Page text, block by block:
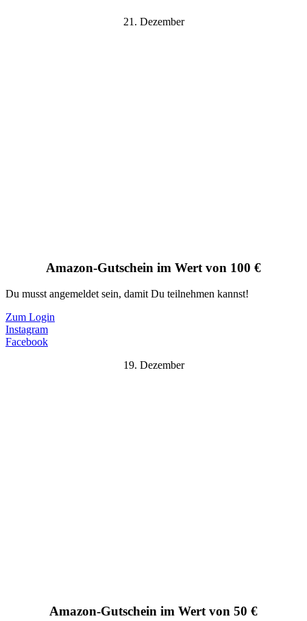
21. Dezember
Amazon-Gutschein im Wert von 100 €
Du musst angemeldet sein, damit Du teilnehmen kannst!
Zum Login
Instagram
Facebook
19. Dezember
Amazon-Gutschein im Wert von 50 €